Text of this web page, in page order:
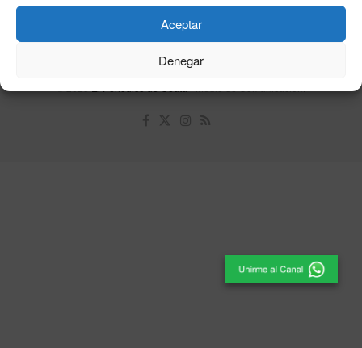
Aceptar
Denegar
Unpu Group Solutions SL